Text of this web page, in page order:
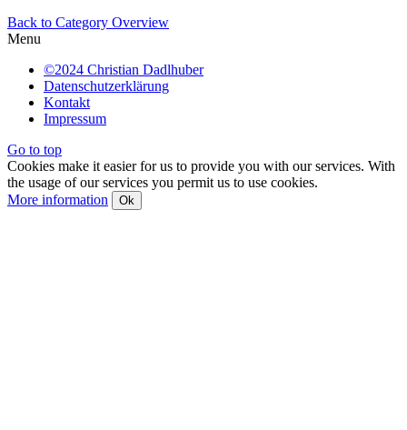
Back to Category Overview
Menu
©2024 Christian Dadlhuber
Datenschutzerklärung
Kontakt
Impressum
Go to top
Cookies make it easier for us to provide you with our services. With
the usage of our services you permit us to use cookies.
More information
Ok